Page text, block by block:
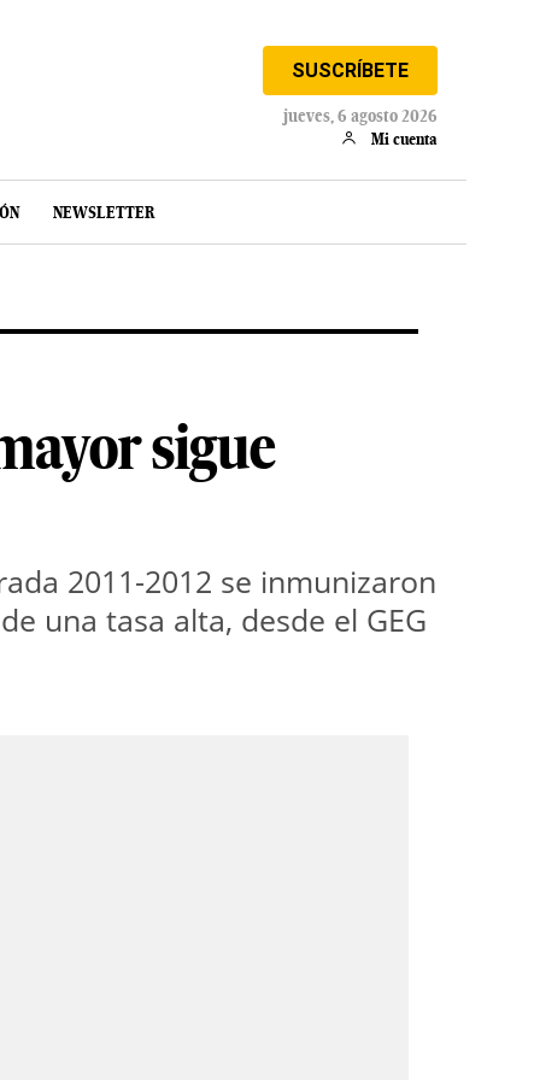
SUSCRÍBETE
jueves, 6 agosto 2026
Mi cuenta
NEWSLETTER
sigue
2011-2012 se inmunizaron
una tasa alta, desde el GEG